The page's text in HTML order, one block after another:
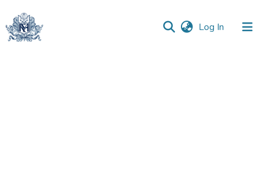
Log In (current)